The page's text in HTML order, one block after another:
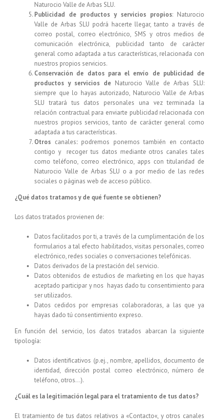
Naturocio Valle de Arbas SLU.
Publicidad de productos y servicios propios: Naturocio
Valle de Arbas SLU podrá hacerte llegar, tanto a través de
correo postal, correo electrónico, SMS y otros medios de
comunicación electrónica, publicidad tanto de carácter
general como adaptada a tus características, relacionada con
nuestros propios servicios.
Conservación de datos para el envío de publicidad de
productos y servicios de Naturocio Valle de Arbas SLU:
siempre que lo hayas autorizado, Naturocio Valle de Arbas
SLU tratará tus datos personales una vez terminada la
relación contractual para enviarte publicidad relacionada con
nuestros propios servicios, tanto de carácter general como
adaptada a tus características.
Otros canales:podremos ponernos también en contacto
contigo y recoger tus datos mediante otros canales tales
como teléfono, correo electrónico, apps con titularidad de
Naturocio Valle de Arbas SLU o a por medio de las redes
sociales o páginas web de acceso público.
¿Qué datos tratamos y de qué fuente se obtienen?
Los datos tratados provienen de:
Datos facilitados por ti, a través de la cumplimentación de los
formularios a tal efecto habilitados, visitas personales, correo
electrónico, redes sociales o conversaciones telefónicas.
Datos derivados de la prestación del servicio.
Datos obtenidos de estudios de marketing en los que hayas
aceptado participar y nos hayas dado tu consentimiento para
ser utilizados.
Datos cedidos por empresas colaboradoras, a las que ya
hayas dado tú consentimiento expreso.
En función del servicio, los datos tratados abarcan la siguiente
tipología:
Datos identificativos (p.ej., nombre, apellidos, documento de
identidad, dirección postal correo electrónico, número de
teléfono, otros…).
¿Cuál es la legitimación legal para el tratamiento de tus datos?
El tratamiento de tus datos relativos a «Contacto«, y otros canales